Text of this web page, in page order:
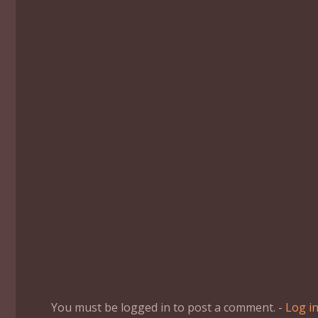
You must be logged in to post a comment. - Log in